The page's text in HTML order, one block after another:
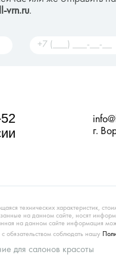
vrn.ru.
г.
технических характеристик,
на данном сайте, носят
на данном сайте информация
обязательством соблюдать нашу
для салонов красоты